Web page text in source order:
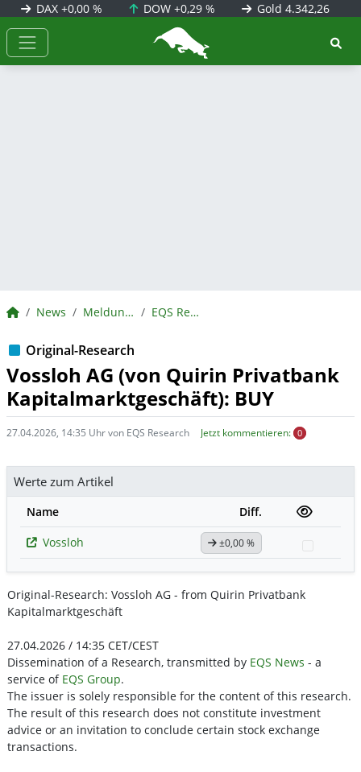
DAX +0,00 % DOW+0,29 % Gold 4.342,26
BörsenNEWS.de
BörsenNEWS.de
News Meldungen EQS Research
Original-Research
Vossloh AG (von Quirin Privatbank
Kapitalmarktgeschäft): BUY
27.04.2026, 14:35 Uhr von EQS Research Jetzt kommentieren: 0
Werte zum Artikel
Name
Diff.
Vossloh
±0,00 %
Original-Research: Vossloh AG - from Quirin Privatbank
Kapitalmarktgeschäft
27.04.2026 / 14:35 CET/CEST
Dissemination of a Research, transmitted by EQS News - a
service of EQS Group.
The issuer is solely responsible for the content of this research.
The result of this research does not constitute investment
advice or an invitation to conclude certain stock exchange
transactions.